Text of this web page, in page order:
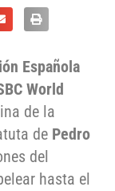
Española
World
de la
de Pedro
del
hasta el